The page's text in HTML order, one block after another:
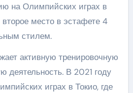
на Олимпийских играх в
второе место в эстафете 4
стилем.
активную тренировочную
деятельность. В 2021 году
играх в Токио, где